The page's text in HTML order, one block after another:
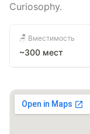
Curiosophy.
🪑 Вместимость
~300 мест